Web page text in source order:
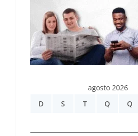
agosto 2026
D
S T Q Q